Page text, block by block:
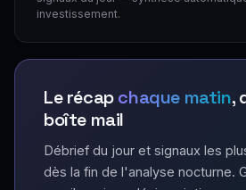
investissement.
Le récapchaque matin,
boîte mail
Débrief du jour et signaux les
dès la fin de l'analyse nocturne.